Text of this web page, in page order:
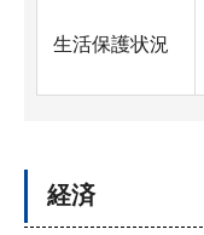
生活保護状況
経済